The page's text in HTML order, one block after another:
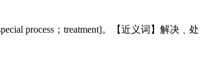
process；treatment]。【近义词】解决﹑处